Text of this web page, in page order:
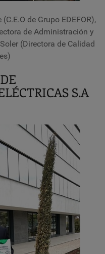
de Grupo EDEFOR),
de Administración y
(Directora de Calidad
S.A